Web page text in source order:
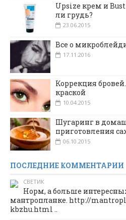
Upsize крем и
ли грудь?
23.06.2015
Все о
17.11.2016
Коррекция
краской
10.04.2015
Шугаринг в
приготовления
06.10.2015
ПОСЛЕДНИЕ КОММЕНТАРИИ
СВЕТИК
Норм, а больше
мантропланке. http://
kbzhu.html ..